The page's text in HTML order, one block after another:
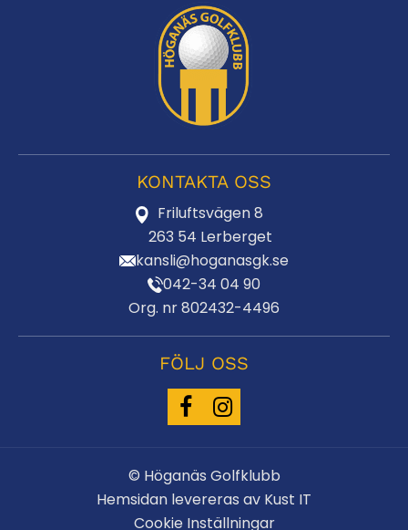
KONTAKTA OSS
Friluftsvägen 8
263 54 Lerberget
kansli@hoganasgk.se
042-34 04 90
Org. nr 802432-4496
FÖLJ OSS
© Höganäs Golfklubb
Hemsidan levereras av Kust IT
Cookie Inställningar